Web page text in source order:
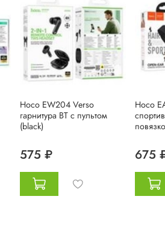
Hoco EW204 Verso
гарнитура BT с пультом
(black)
575 ₽
Hoco
675